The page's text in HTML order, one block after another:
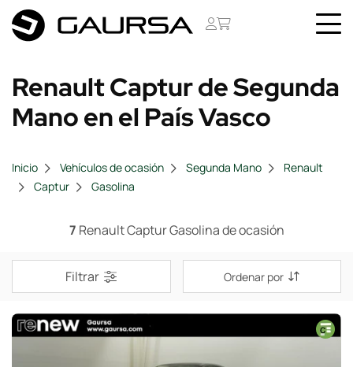
Renault Captur de Segunda
Mano en el País Vasco
Inicio Vehículos de ocasión Segunda Mano
Renault
Captur
Gasolina
7 Renault Captur Gasolina de ocasión
Filtrar Ordenar por